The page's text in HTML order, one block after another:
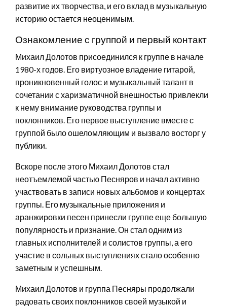
развитие их творчества, и его вклад в музыкальную
историю остается неоценимым.
Ознакомление с группой и первый контакт
Михаил Долотов присоединился к группе в начале
1980-х годов. Его виртуозное владение гитарой,
проникновенный голос и музыкальный талант в
сочетании с харизматичной внешностью привлекли
к нему внимание руководства группы и
поклонников. Его первое выступление вместе с
группой было ошеломляющим и вызвало восторг у
публики.
Вскоре после этого Михаил Долотов стал
неотъемлемой частью Песняров и начал активно
участвовать в записи новых альбомов и концертах
группы. Его музыкальные приложения и
аранжировки песен принесли группе еще большую
популярность и признание. Он стал одним из
главных исполнителей и солистов группы, а его
участие в сольных выступлениях стало особенно
заметным и успешным.
Михаил Долотов и группа Песняры продолжали
радовать своих поклонников своей музыкой и